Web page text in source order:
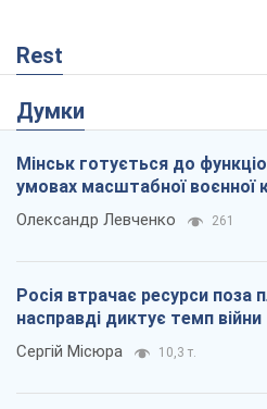
Rest
Думки
Мінськ готується до
умовах масштабної воєнної
Олександр Левченко 261
Росія втрачає ресурси поза
насправді диктує темп війни
Сергій Місюра 10,3 т.